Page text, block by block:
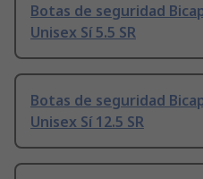
Botas de seguridad
Unisex Sí 5.5 SR
Botas de seguridad
Unisex Sí 12.5 SR